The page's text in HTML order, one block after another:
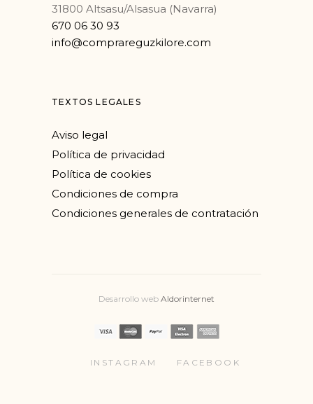
31800 Altsasu/Alsasua (Navarra)
670 06 30 93
info@comprareguzkilore.com
TEXTOS LEGALES
Aviso legal
Política de privacidad
Política de cookies
Condiciones de compra
Condiciones generales de contratación
Desarrollo web Aldorinternet
INSTAGRAM FACEBOOK